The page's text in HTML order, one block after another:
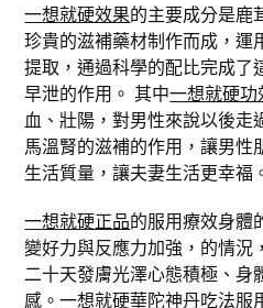
一想就硬效果的主要成分是鹿
珍貴的滋補藥材制作而成，運
提取，通過科學的配比完成了
早泄的作用。 其中一想就硬功
血、壯陽，對男性來說以後走
馬溫腎的滋補的作用，讓男性
生活質量，讓夫妻生活更幸福
一想就硬正品的服用療效身體
變好力與反應力加強，的情況
二十天發膚光澤心態積極、身
感。一想就硬華陀神丹吃法服